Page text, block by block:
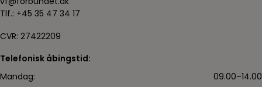
Tlf.: +45 35 47 34 17
CVR: 27422209
Telefonisk åbingstid:
Mandag:
09.00–14.00